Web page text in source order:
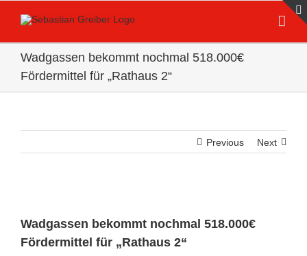
Wadgassen bekommt nochmal 518.000€
Fördermittel für „Rathaus 2“
Previous Next
Wadgassen bekommt nochmal 518.000€
Fördermittel für „Rathaus 2“